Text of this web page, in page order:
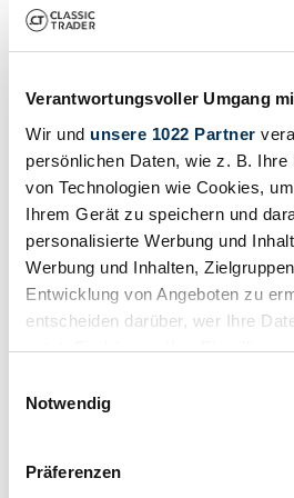
Verantwortungsvoller Umgang
Wir und unsere 1022 Partner
persönlichen Daten, wie z. B.
von Technologien wie Cookies,
Ihrem Gerät zu speichern und
personalisierte Werbung und
Werbung und Inhalten,
Entwicklung von Angeboten zu
entscheiden darüber, wer Ihre
nutzt. Sie können Ihre
Trigger Symbol ändern oder
Informationen über Ihre
Notwendig
Präferenzen
Geen logo
Bel
contactpersoon